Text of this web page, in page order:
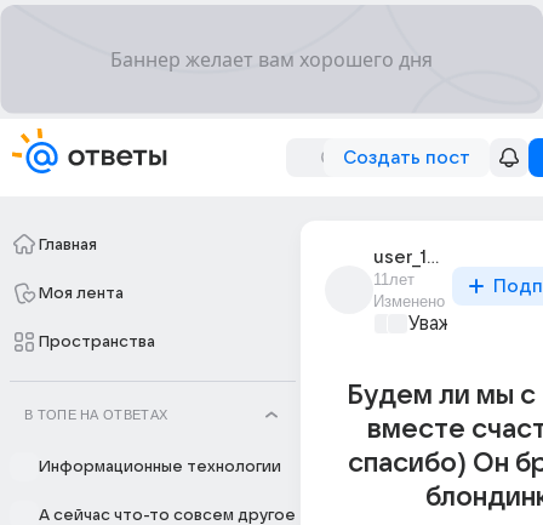
Создать пост
Главная
Моя лента
Пространства
В ТОПЕ НА ОТВЕТАХ
Информационные технологии
А сейчас что-то совсем другое
user_193576047
11лет
Изменено
Уважаемый
Будем ли мы
вместе
спасибо) Он